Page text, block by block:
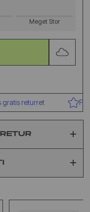
Meget Stor
returret